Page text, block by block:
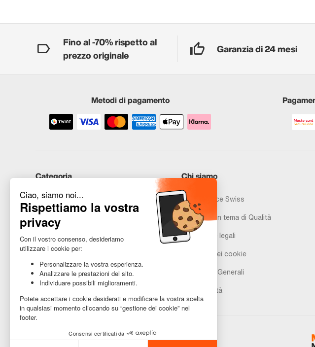
Fino al -70% rispetto al
prezzo originale
Garanzia di 24 mesi
Metodi di pagamento
Categoria
iPhone
Samsung
Huawei
Hai bisogno di aiuto?
Chi siamo
Recommerce Swiss
Promesse in tema di Qualità
Avvertenze legali
Gestione dei cookie
Condizioni Generali
Accessibilità